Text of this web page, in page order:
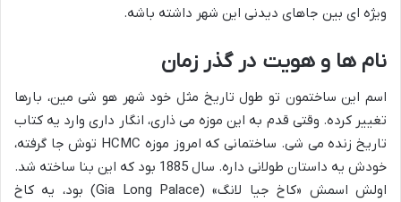
ویژه ای بین جاهای دیدنی این شهر داشته باشه.
نام ها و هویت در گذر زمان
اسم این ساختمون تو طول تاریخ مثل خود شهر هو شی مین، بارها
تغییر کرده. وقتی قدم به این موزه می ذاری، انگار داری وارد یه کتاب
تاریخ زنده می شی. ساختمانی که امروز موزه HCMC توش جا گرفته،
خودش یه داستان طولانی داره. سال 1885 بود که این بنا ساخته شد.
اولش اسمش «کاخ جیا لانگ» (Gia Long Palace) بود، یه کاخ